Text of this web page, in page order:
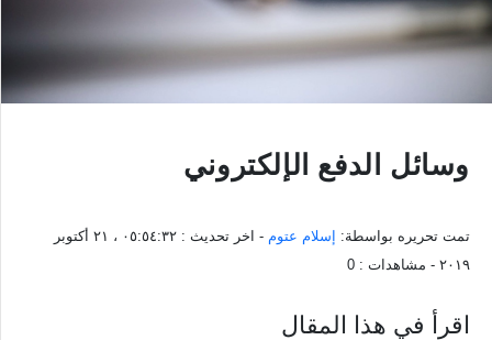
وسائل الدفع الإلكتروني
تمت تحريره بواسطة: إسلام عتوم - اخر تحديث :
٠٥:٥٤:٣٢ ، ٢١ أكتوبر
٢٠١٩ - مشاهدات : 0
اقرأ في هذا المقال